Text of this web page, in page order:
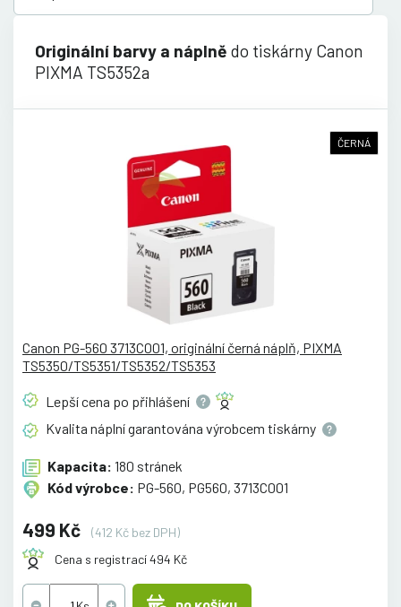
Originální barvy a náplně do tiskárny Canon
PIXMA TS5352a
ČERNÁ
Canon PG-560 3713C001, originální černá náplň, PIXMA
TS5350/TS5351/TS5352/TS5353
Lepší cena po přihlášení
Kvalita náplní garantována výrobcem tiskárny
Kapacita: 180 stránek
Kód výrobce: PG-560, PG560, 3713C001
499 Kč
(412 Kč bez DPH)
Cena s registrací 494 Kč